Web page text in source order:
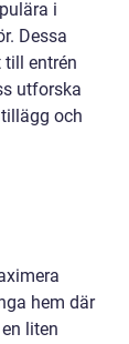
i
Dessa
entrén
utforska
och
hem där
liten